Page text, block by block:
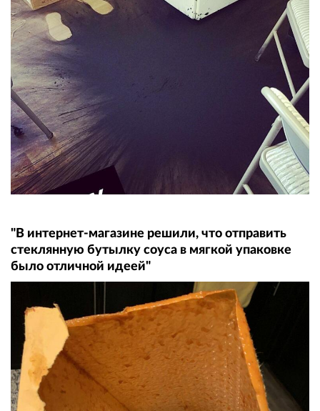
"В интернет-магазине решили, что отправить
стеклянную бутылку соуса в мягкой упаковке
было отличной идеей"